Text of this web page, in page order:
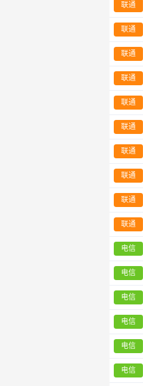
联通
联通
联通
联通
联通
联通
联通
联通
联通
联通
电信
电信
电信
电信
电信
电信